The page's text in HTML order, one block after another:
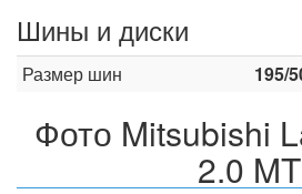
Шины и диски
Размер шин 195/
Фото Mitsubishi
2.0 MT